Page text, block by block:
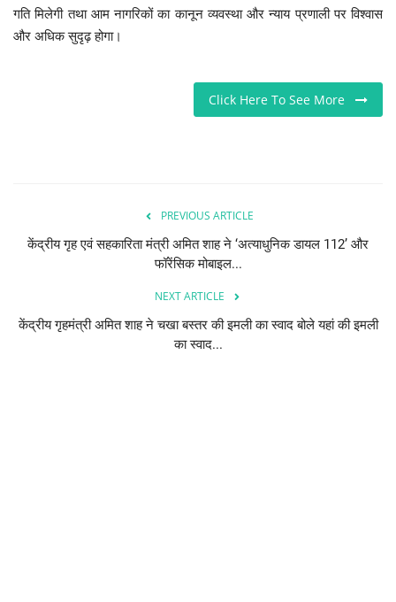
गति मिलेगी तथा आम नागरिकों का कानून व्यवस्था और न्याय प्रणाली पर विश्वास
और अधिक सुदृढ़ होगा।
Click Here To See More
PREVIOUS ARTICLE
केंद्रीय गृह एवं सहकारिता मंत्री अमित शाह ने ‘अत्याधुनिक डायल 112’ और
फॉरेंसिक मोबाइल...
NEXT ARTICLE
केंद्रीय गृहमंत्री अमित शाह ने चखा बस्तर की इमली का स्वाद बोले यहां की इमली
का स्वाद...